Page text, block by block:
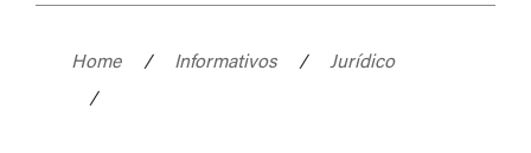
Home / Informativos /
Jurídico
/